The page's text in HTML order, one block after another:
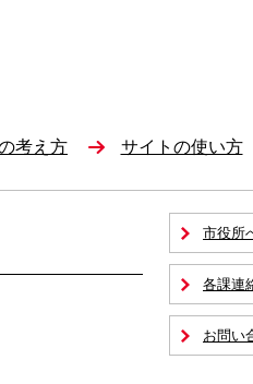
考え方 サイトの使い方
市役所
各課連
お問い